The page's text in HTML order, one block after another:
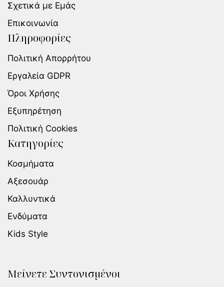
Σχετικά με Εμάς
Επικοινωνία
Πληροφορίες
Πολιτική Απορρήτου
Εργαλεία GDPR
Όροι Χρήσης
Εξυπηρέτηση
Πολιτική Cookies
Κατηγορίες
Κοσμήματα
Αξεσουάρ
Καλλυντικά
Ενδύματα
Kids Style
Μείνετε Συντονισμένοι